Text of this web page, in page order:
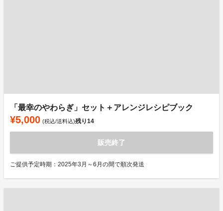
「最幸のやわらぎ」セット＋アレンジレシピブック
¥5,000 (税込/送料込)残り14
販売終了
ご提供予定時期：2025年3月～6月の間で順次発送